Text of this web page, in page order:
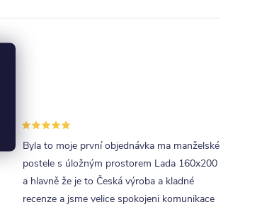
Byla to moje první objednávka ma manželské
postele s úložným prostorem Lada 160x200
a hlavně že je to Česká výroba a kladné
recenze a jsme velice spokojeni komunikace